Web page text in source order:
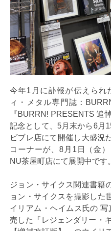
今年1月に訃報が伝えられ
ィ・メタル専門誌：
『BURRN! PRESENTS 追
記念として、5月末から6月
ビブレ店にて開催し大盛況
コーナーが、8月1日（金
NU茶屋町店にて展開中です。
ジョン・サイクス関連書籍
ョン・サイクスを撮影した
イリアム・ヘイムス氏の
売した『レジェンダリー・